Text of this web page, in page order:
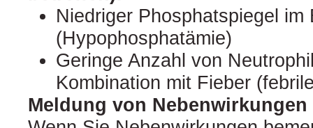
Niedriger Phosphatspiegel im
(Hypophosphatämie)
Geringe Anzahl von
Kombination mit Fieber
Meldung von Nebenwirkungen